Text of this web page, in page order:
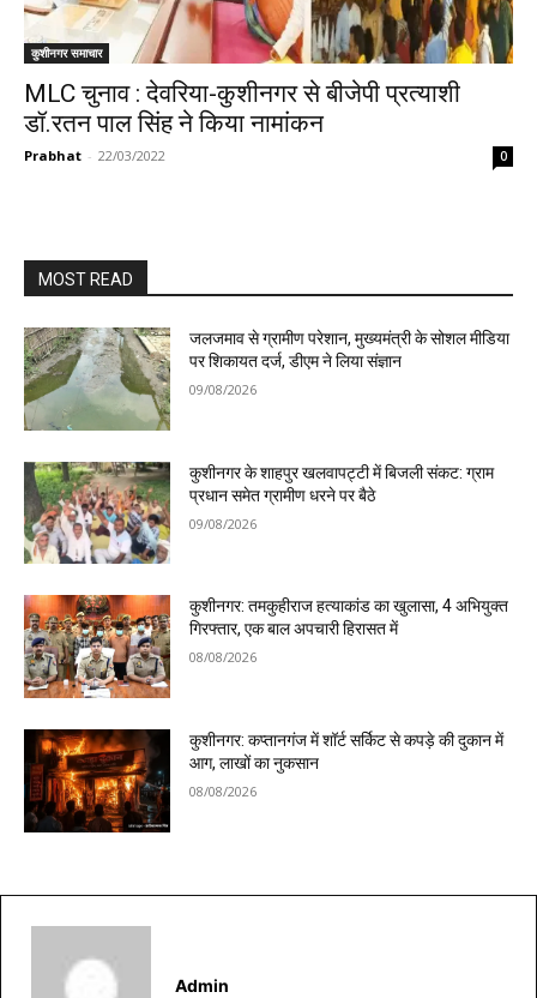
कुशीनगर समाचार
MLC चुनाव : देवरिया-कुशीनगर से बीजेपी प्रत्याशी
डॉ.रतन पाल सिंह ने किया नामांकन
Prabhat - 22/03/2022 0
MOST READ
जलजमाव से ग्रामीण परेशान, मुख्यमंत्री के सोशल मीडिया
पर शिकायत दर्ज, डीएम ने लिया संज्ञान
09/08/2026
कुशीनगर के शाहपुर खलवापट्टी में बिजली संकट: ग्राम
प्रधान समेत ग्रामीण धरने पर बैठे
09/08/2026
कुशीनगर: तमकुहीराज हत्याकांड का खुलासा, 4 अभियुक्त
गिरफ्तार, एक बाल अपचारी हिरासत में
08/08/2026
कुशीनगर: कप्तानगंज में शॉर्ट सर्किट से कपड़े की दुकान में
आग, लाखों का नुकसान
08/08/2026
Admin